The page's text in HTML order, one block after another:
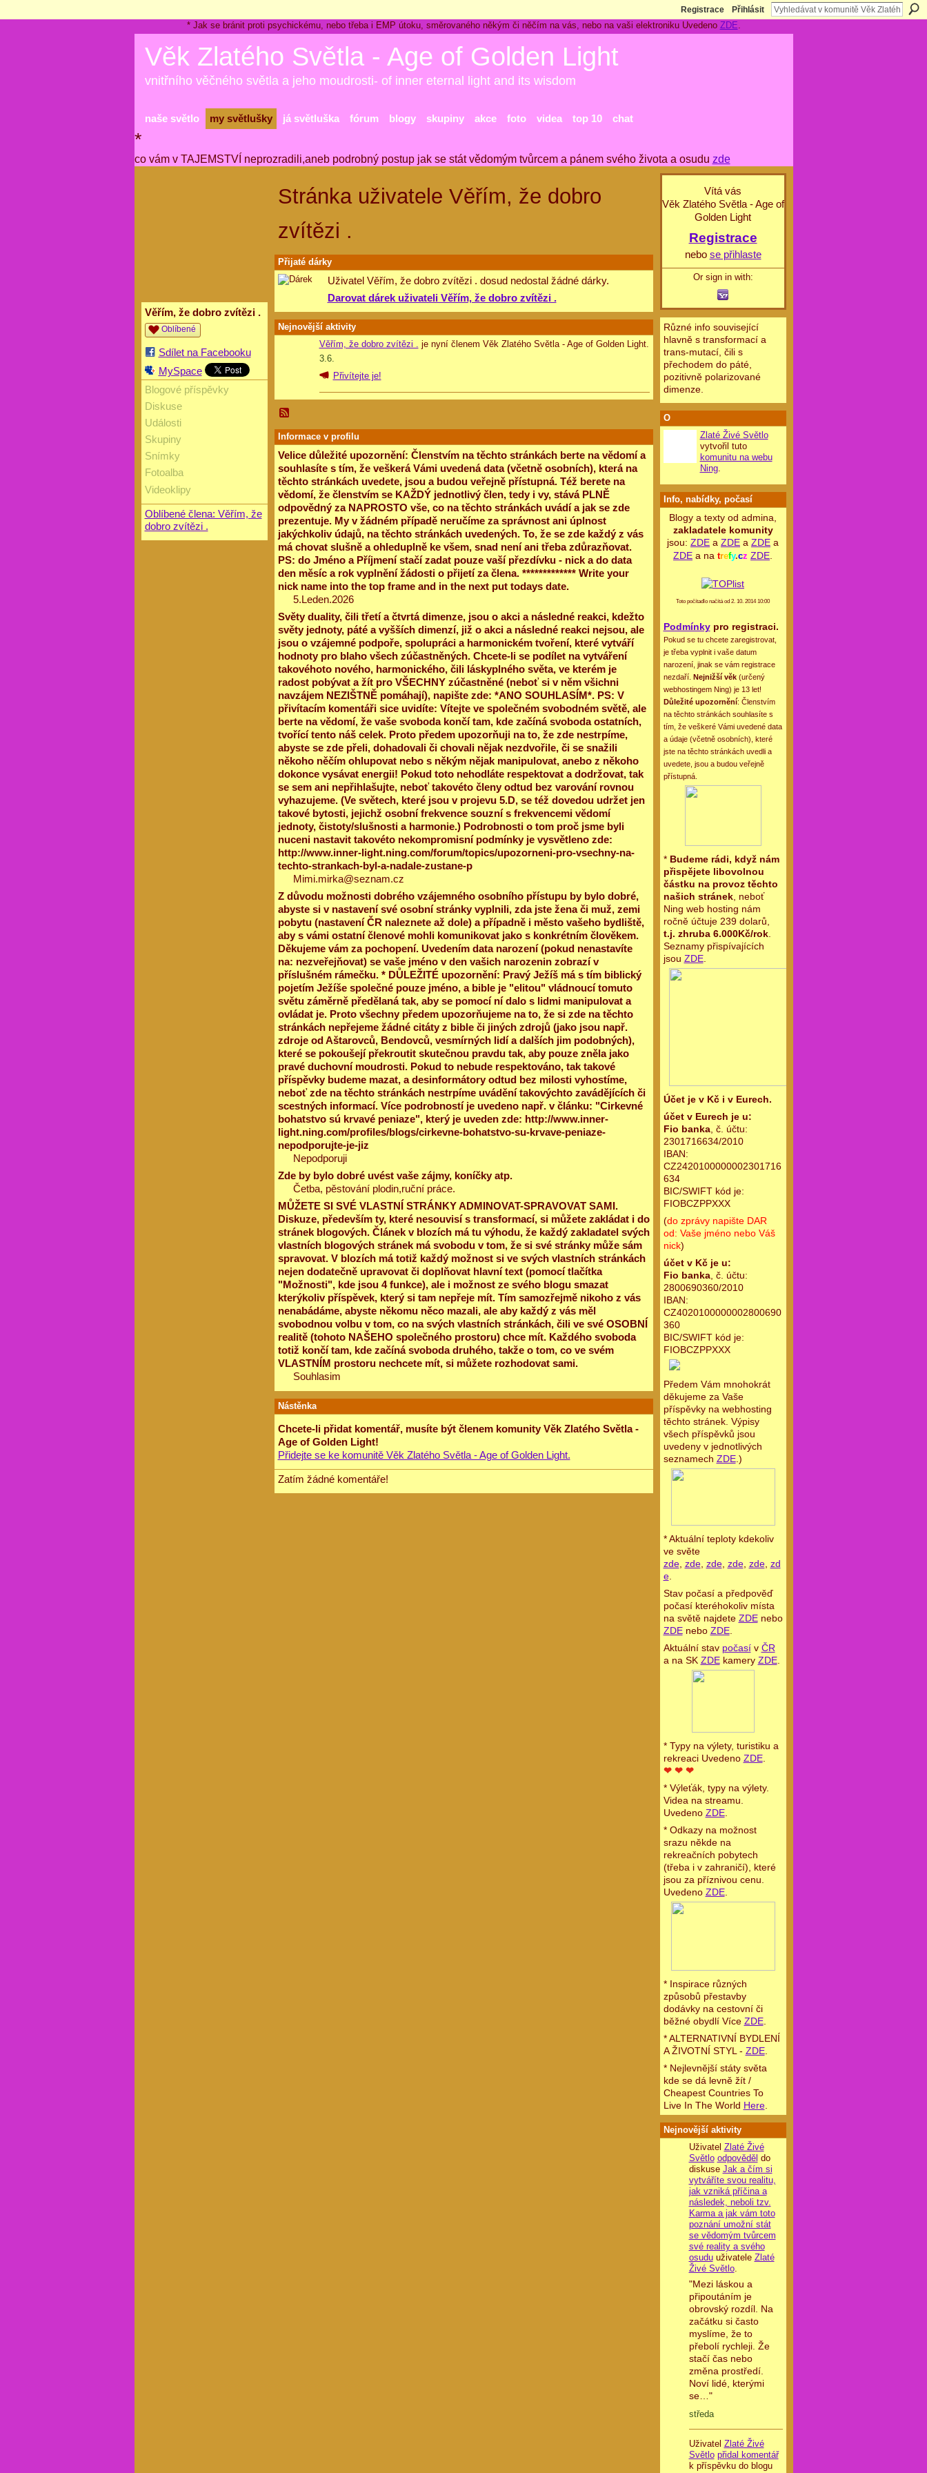
Registrace Přihlásit
* Jak se bránit proti psychickému, nebo třeba i EMP útoku, směrovaného někým či něčím na vás, nebo na vaši elektroniku Uvedeno ZDE.
Věk Zlatého Světla - Age of Golden Light
vnitřního věčného světla a jeho moudrosti- of inner eternal light and its wisdom
naše světlo my světlušky já světluška fórum blogy skupiny akce foto videa top 10 chat
*
co vám v TAJEMSTVÍ neprozradili,aneb podrobný postup jak se stát vědomým tvůrcem a pánem svého života a osudu zde
Věřím, že dobro zvítězi .
Oblíbené
Sdílet na Facebooku
MySpace
Blogové příspěvky
Diskuse
Události
Skupiny
Snímky
Fotoalba
Videoklipy
Oblíbené člena: Věřím, že
dobro zvítězi .
Stránka uživatele Věřím, že dobro
zvítězi .
Přijaté dárky
Uživatel Věřím, že dobro zvítězi . dosud nedostal žádné dárky.
Darovat dárek uživateli Věřím, že dobro zvítězi .
Nejnovější aktivity
Věřím, že dobro zvítězi .
je nyní členem Věk Zlatého Světla - Age of Golden Light.
3.6.
Přivítejte je!
Informace v profilu
Velice důležité upozornění: Členstvím na těchto stránkách berte na vědomí a
souhlasíte s tím, že veškerá Vámi uvedená data (včetně osobních), která na
těchto stránkách uvedete, jsou a budou veřejně přístupná. Též berete na
vědomí, že členstvím se KAŽDÝ jednotlivý člen, tedy i vy, stává PLNĚ
odpovědný za NAPROSTO vše, co na těchto stránkách uvádí a jak se zde
prezentuje. My v žádném případě neručíme za správnost ani úplnost
jakýchkoliv údajů, na těchto stránkách uvedených. To, že se zde každý z vás
má chovat slušně a ohleduplně ke všem, snad není ani třeba zdůrazňovat.
PS: do Jméno a Příjmení stačí zadat pouze vaší přezdívku - nick a do data
den měsíc a rok vyplnění žádosti o přijetí za člena. ************* Write your
nick name into the top frame and in the next put todays date.
5.Leden.2026
Světy duality, čili třetí a čtvrtá dimenze, jsou o akci a následné reakci, kdežto
světy jednoty, páté a vyšších dimenzí, již o akci a následné reakci nejsou, ale
jsou o vzájemné podpoře, spolupráci a harmonickém tvoření, které vytváří
hodnoty pro blaho všech zúčastněných. Chcete-li se podílet na vytváření
takovéhoto nového, harmonického, čili láskyplného světa, ve kterém je
radost pobývat a žít pro VŠECHNY zúčastněné (neboť si v něm všichni
navzájem NEZIŠTNĚ pomáhají), napište zde: *ANO SOUHLASÍM*. PS: V
přivítacím komentáři sice uvidíte: Vítejte ve společném svobodném světě, ale
berte na vědomí, že vaše svoboda končí tam, kde začíná svoboda ostatních,
tvořící tento náš celek. Proto předem upozorňuji na to, že zde nestrpíme,
abyste se zde přeli, dohadovali či chovali nějak nezdvořile, či se snažili
někoho něčím ohlupovat nebo s někým nějak manipulovat, anebo z někoho
dokonce vysávat energii! Pokud toto nehodláte respektovat a dodržovat, tak
se sem ani nepřihlašujte, neboť takovéto členy odtud bez varování rovnou
vyhazujeme. (Ve světech, které jsou v projevu 5.D, se též dovedou udržet jen
takové bytosti, jejichž osobní frekvence souzní s frekvencemi vědomí
jednoty, čistoty/slušnosti a harmonie.) Podrobnosti o tom proč jsme byli
nuceni nastavit takovéto nekompromisní podmínky je vysvětleno zde:
http://www.inner-light.ning.com/forum/topics/upozorneni-pro-vsechny-na-
techto-strankach-byl-a-nadale-zustane-p
Mimi.mirka@seznam.cz
Z důvodu možnosti dobrého vzájemného osobního přístupu by bylo dobré,
abyste si v nastavení své osobní stránky vyplnili, zda jste žena či muž, zemi
pobytu (nastavení ČR naleznete až dole) a případně i město vašeho bydliště,
aby s vámi ostatní členové mohli komunikovat jako s konkrétním člověkem.
Děkujeme vám za pochopení. Uvedením data narození (pokud nenastavíte
na: nezveřejňovat) se vaše jméno v den vašich narozenin zobrazí v
příslušném rámečku. * DŮLEŽITÉ upozornění: Pravý Ježíš má s tím biblický
pojetím Ježíše společné pouze jméno, a bible je "elitou" vládnoucí tomuto
světu záměrně předělaná tak, aby se pomocí ní dalo s lidmi manipulovat a
ovládat je. Proto všechny předem upozorňujeme na to, že si zde na těchto
stránkách nepřejeme žádné citáty z bible či jiných zdrojů (jako jsou např.
zdroje od Aštarovců, Bendovců, vesmírných lidí a dalších jim podobných),
které se pokoušejí překroutit skutečnou pravdu tak, aby pouze zněla jako
pravé duchovní moudrosti. Pokud to nebude respektováno, tak takové
příspěvky budeme mazat, a desinformátory odtud bez milosti vyhostíme,
neboť zde na těchto stránkách nestrpíme uvádění takovýchto zavádějících či
scestných informací. Více podrobností je uvedeno např. v článku: "Cirkevné
bohatstvo sú krvavé peniaze", který je uveden zde: http://www.inner-
light.ning.com/profiles/blogs/cirkevne-bohatstvo-su-krvave-peniaze-
nepodporujte-je-jiz
Nepodporuji
Zde by bylo dobré uvést vaše zájmy, koníčky atp.
Četba, pěstování plodin,ruční práce.
MŮŽETE SI SVÉ VLASTNÍ STRÁNKY ADMINOVAT-SPRAVOVAT SAMI.
Diskuze, především ty, které nesouvisí s transformací, si můžete zakládat i do
stránek blogových. Článek v blozích má tu výhodu, že každý zakladatel svých
vlastních blogových stránek má svobodu v tom, že si své stránky může sám
spravovat. V blozích má totiž každý možnost si ve svých vlastních stránkách
nejen dodatečně upravovat či doplňovat hlavní text (pomocí tlačítka
"Možnosti", kde jsou 4 funkce), ale i možnost ze svého blogu smazat
kterýkoliv příspěvek, který si tam nepřeje mít. Tím samozřejmě nikoho z vás
nenabádáme, abyste někomu něco mazali, ale aby každý z vás měl
svobodnou volbu v tom, co na svých vlastních stránkách, čili ve své OSOBNÍ
realitě (tohoto NAŠEHO společného prostoru) chce mít. Každého svoboda
totiž končí tam, kde začíná svoboda druhého, takže o tom, co ve svém
VLASTNÍM prostoru nechcete mít, si můžete rozhodovat sami.
Souhlasim
Nástěnka
Chcete-li přidat komentář, musíte být členem komunity Věk Zlatého Světla -
Age of Golden Light!
Přidejte se ke komunitě Věk Zlatého Světla - Age of Golden Light.
Zatím žádné komentáře!
Vítá vás
Věk Zlatého Světla - Age of
Golden Light
Registrace
nebo se přihlaste
Or sign in with:
Různé info související
hlavně s transformací a
trans-mutací, čili s
přechodem do páté,
pozitivně polarizované
dimenze.
O
Zlaté Živé Světlo
vytvořil tuto
komunitu na webu
Ning.
Info, nabídky, počasí
Blogy a texty od admina,
zakladatele komunity
jsou: ZDE a ZDE a ZDE a
ZDE a na trefy.cz ZDE
Toto počítadlo načítá od 2. 10. 2014 10:00
Podmínkypro registraci.
Pokud se tu chcete zaregistrovat,
je třeba vyplnit i vaše datum
narození, jinak se vám registrace
nezdaří. Nejnižší věk(určený
webhostingem Ning) je 13 let!
Důležité upozornění: Členstvím
na těchto stránkách souhlasíte s
tím, že veškeré Vámi uvedené data
a údaje (včetně osobních), které
jste na těchto stránkách uvedli a
uvedete, jsou a budou veřejně
přístupná.
* Budeme rádi, když nám
přispějete libovolnou
částku na provoz těchto
našich stránek, neboť
Ning web hosting nám
ročně účtuje 239 dolarů,
t.j. zhruba 6.000Kč/rok.
Seznamy přispívajících
jsou ZDE.
Účet je v Kč i v Eurech.
účet v Eurech je u:
Fio banka, č. účtu:
2301716634/2010
IBAN:
CZ2420100000002301716
634
BIC/SWIFT kód je:
FIOBCZPPXXX
(do zprávy napište DAR
od: Vaše jméno nebo Váš
nick)
účet v Kč je u:
Fio banka, č. účtu:
2800690360/2010
IBAN:
CZ4020100000002800690
360
BIC/SWIFT kód je:
FIOBCZPPXXX
Předem Vám mnohokrát
děkujeme za Vaše
příspěvky na webhosting
těchto stránek. Výpisy
všech příspěvků jsou
uvedeny v jednotlivých
seznamech ZDE.)
* Aktuální teploty kdekoliv
ve světe
zde, zde, zde, zde, zde, zd
e.
Stav počasí a předpověď
počasí kteréhokoliv místa
na světě najdete ZDEnebo
ZDEnebo ZDE.
Aktuální stav počasív ČR
a na SK ZDEkamery ZDE.
* Typy na výlety, turistiku a
rekreaci Uvedeno ZDE.
❤ ❤ ❤
* Výleťák, typy na výlety.
Videa na streamu.
Uvedeno ZDE.
* Odkazy na možnost
srazu někde na
rekreačních pobytech
(třeba i v zahraničí), které
jsou za příznivou cenu.
Uvedeno ZDE.
* Inspirace různých
způsobů přestavby
dodávky na cestovní či
běžné obydlí Více ZDE.
* ALTERNATIVNÍ BYDLENÍ
A ŽIVOTNÍ STYL - ZDE.
* Nejlevnější státy světa
kde se dá levně žít /
Cheapest Countries To
Live In The World Here.
Nejnovější aktivity
Uživatel Zlaté Živé
Světlo odpověděl do
diskuse Jak a čím si
vytváříte svou realitu,
jak vzniká příčina a
následek, neboli tzv.
Karma a jak vám toto
poznání umožní stát
se vědomým tvůrcem
své reality a svého
osuduuživatele Zlaté
Živé Světlo.
"Mezi láskou a
připoutáním je
obrovský rozdíl. Na
začátku si často
myslíme, že to
přebolí rychleji. Že
stačí čas nebo
změna prostředí.
Noví lidé, kterými
se…"
středa
Uživatel Zlaté Živé
Světlo přidal komentář
k příspěvku do blogu